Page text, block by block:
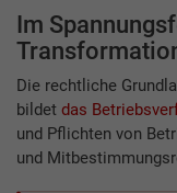
Im
Die rechtliche
bildet das
und Pflichten von
und